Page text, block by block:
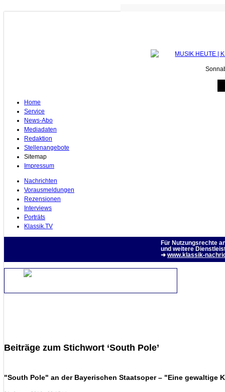
Home
Service
News-Abo
Mediadaten
Redaktion
Stellenangebote
Sitemap
Impressum
Nachrichten
Vorausmeldungen
Rezensionen
Interviews
Porträts
Klassik.TV
Für Nutzungsrechte
und weitere
➜ www.klassik-
Beiträge zum Stichwort ‘South Pole’
"South Pole" an der Bayerischen Staatsoper – "Eine gewaltige